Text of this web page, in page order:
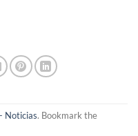
Noticias. Bookmark the